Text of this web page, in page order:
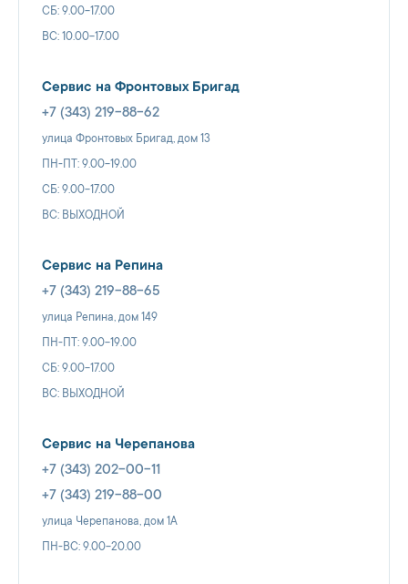
СБ: 9.00-17.00
ВС: 10.00-17.00
Сервис на Фронтовых Бригад
+7 (343) 219-88-62
улица Фронтовых Бригад, дом 13
ПН-ПТ: 9.00-19.00
СБ: 9.00-17.00
ВС: ВЫХОДНОЙ
Сервис на Репина
+7 (343) 219-88-65
улица Репина, дом 149
ПН-ПТ: 9.00-19.00
СБ: 9.00-17.00
ВС: ВЫХОДНОЙ
Сервис на Черепанова
+7 (343) 202-00-11
+7 (343) 219-88-00
улица Черепанова, дом 1А
ПН-ВС: 9.00-20.00